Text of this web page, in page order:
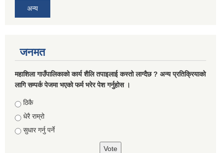
अन्य
जनमत
महाशिला गाउँपालिकाको कार्य शैलि तपाइलाई कस्तो लाग्दैछ ? अन्य प्रतिक्रियाको
लागि सम्पर्क पेजमा भएको फर्म भरेर पेश गर्नुहोस ।
Choices
ठिकै
धेरै राम्रो
सुधार गर्नु पर्ने